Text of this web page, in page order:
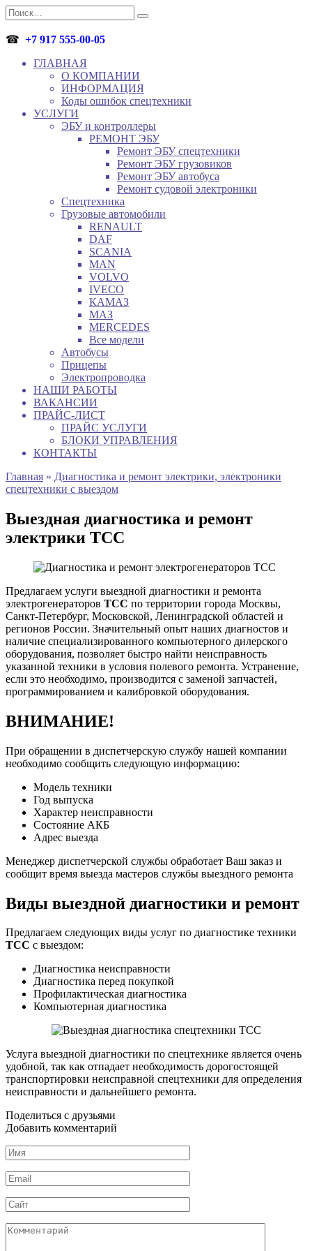
Перейти
к
содержанию
Search
for:
☎ +7 917 555-00-05
ГЛАВНАЯ
О КОМПАНИИ
ИНФОРМАЦИЯ
Коды ошибок спецтехники
УСЛУГИ
ЭБУ и контроллеры
РЕМОНТ ЭБУ
Ремонт ЭБУ спецтехники
Ремонт ЭБУ грузовиков
Ремонт ЭБУ автобуса
Ремонт судовой электроники
Спецтехника
Грузовые автомобили
RENAULT
DAF
SCANIA
MAN
VOLVO
IVECO
КАМАЗ
МАЗ
MERCEDES
Все модели
Автобусы
Прицепы
Электропроводка
НАШИ РАБОТЫ
ВАКАНСИИ
ПРАЙС-ЛИСТ
ПРАЙС УСЛУГИ
БЛОКИ УПРАВЛЕНИЯ
КОНТАКТЫ
Главная » Диагностика и ремонт электрики, электроники
спецтехники с выездом
Выездная диагностика и ремонт
электрики ТСС
Предлагаем услуги выездной диагностики и ремонта
электрогенераторов ТСС по территории города Москвы,
Санкт-Петербург, Московской, Ленинградской областей и
регионов России. Значительный опыт наших диагностов и
наличие специализированного компьютерного дилерского
оборудования, позволяет быстро найти неисправность
указанной техники в условия полевого ремонта. Устранение,
если это необходимо, производится с заменой запчастей,
программированием и калибровкой оборудования.
ВНИМАНИЕ!
При обращении в диспетчерскую службу нашей компании
необходимо сообщить следующую информацию:
Модель техники
Год выпуска
Характер неисправности
Состояние АКБ
Адрес выезда
Менеджер диспетчерской службы обработает Ваш заказ и
сообщит время выезда мастеров службы выездного ремонта
Виды выездной диагностики и ремонт
Предлагаем следующих виды услуг по диагностике техники
ТСС с выездом:
Диагностика неисправности
Диагностика перед покупкой
Профилактическая диагностика
Компьютерная диагностика
Услуга выездной диагностики по спецтехнике является очень
удобной, так как отпадает необходимость дорогостоящей
транспортировки неисправной спецтехники для определения
неисправности и дальнейшего ремонта.
Поделиться с друзьями
Добавить комментарий
Имя
*
Email
*
Сайт
Комментарий